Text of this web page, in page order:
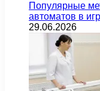
Популярные
автоматов в
29.06.2026